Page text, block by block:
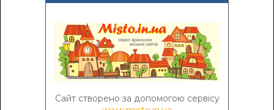
Сайт створено за допомогою сервісу